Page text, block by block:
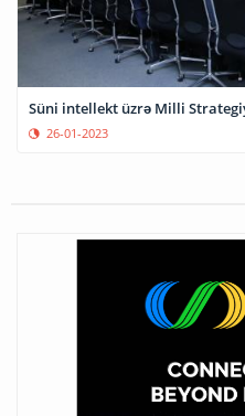
Süni intellekt üzrə Milli
26-01-2023